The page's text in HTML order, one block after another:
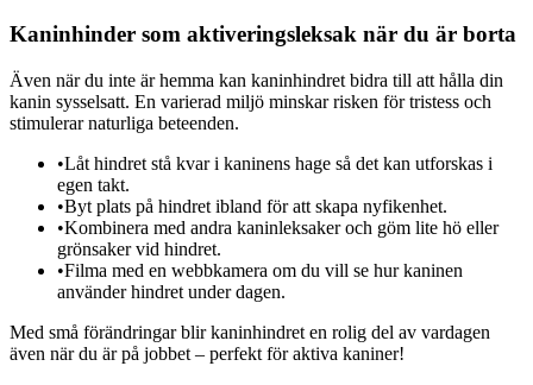
Kaninhinder som aktiveringsleksak när du är borta
Även när du inte är hemma kan kaninhindret bidra till att hålla din
kanin sysselsatt. En varierad miljö minskar risken för tristess och
stimulerar naturliga beteenden.
•Låt hindret stå kvar i kaninens hage så det kan utforskas i
egen takt.
•Byt plats på hindret ibland för att skapa nyfikenhet.
•Kombinera med andra kaninleksaker och göm lite hö eller
grönsaker vid hindret.
•Filma med en webbkamera om du vill se hur kaninen
använder hindret under dagen.
Med små förändringar blir kaninhindret en rolig del av vardagen
även när du är på jobbet – perfekt för aktiva kaniner!